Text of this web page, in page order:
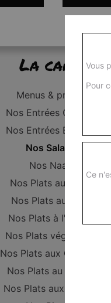
La carte
Menus & promos
Nos Entrées Grillades
Nos Entrées Beignets
Nos Salades
Nos Naans
Nos Plats au Poulet
Nos Plats au Boeuf
Nos Plats à l'Agneau
Nos Plats végétariens
Nos Plats aux Crevettes
Nos Plats au Poisson
Nos Plats aux Gambas
Vous
Pour
Ce